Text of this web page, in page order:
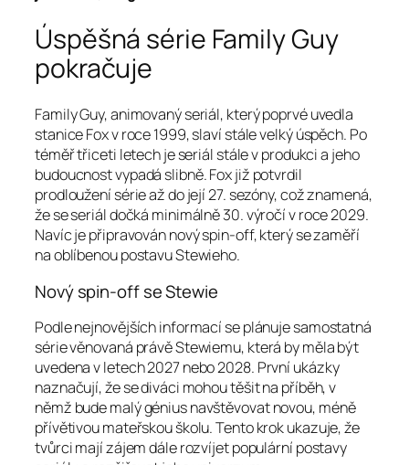
Úspěšná série Family Guy
pokračuje
Family Guy, animovaný seriál, který poprvé uvedla
stanice Fox v roce 1999, slaví stále velký úspěch. Po
téměř třiceti letech je seriál stále v produkci a jeho
budoucnost vypadá slibně. Fox již potvrdil
prodloužení série až do její 27. sezóny, což znamená,
že se seriál dočká minimálně 30. výročí v roce 2029.
Navíc je připravován nový spin-off, který se zaměří
na oblíbenou postavu Stewieho.
Nový spin-off se Stewie
Podle nejnovějších informací se plánuje samostatná
série věnovaná právě Stewiemu, která by měla být
uvedena v letech 2027 nebo 2028. První ukázky
naznačují, že se diváci mohou těšit na příběh, v
němž bude malý génius navštěvovat novou, méně
přívětivou mateřskou školu. Tento krok ukazuje, že
tvůrci mají zájem dále rozvíjet populární postavy